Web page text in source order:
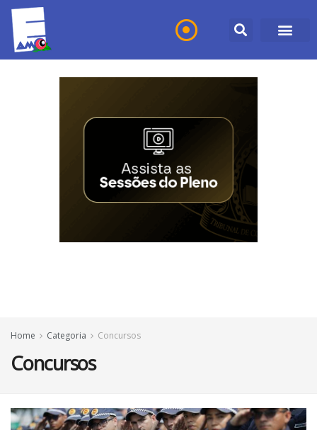
Home Categoria Concursos
Concursos